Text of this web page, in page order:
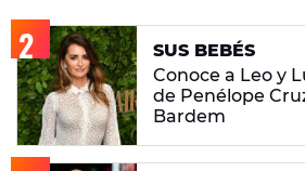
SUS BEBÉS
Conoce a Leo y
de Penélope
Bardem